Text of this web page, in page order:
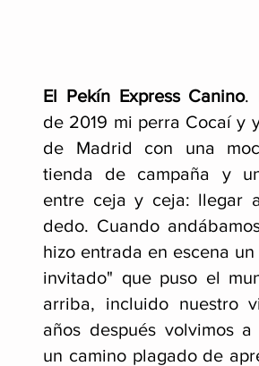
El Pekín Express Canino.
de 2019 mi perra Cocaí y
de Madrid con una
tienda de campaña y
entre ceja y ceja: llegar
dedo. Cuando
hizo entrada en escena
invitado" que puso el
arriba, incluido nuestro
años después volvimos
un camino plagado de